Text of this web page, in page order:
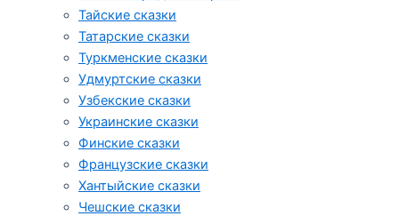
Тайские сказки
Татарские сказки
Туркменские сказки
Удмуртские сказки
Узбекские сказки
Украинские сказки
Финские сказки
Французские сказки
Хантыйские сказки
Чешские сказки